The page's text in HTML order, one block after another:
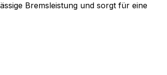
Bremsleistung und sorgt für eine